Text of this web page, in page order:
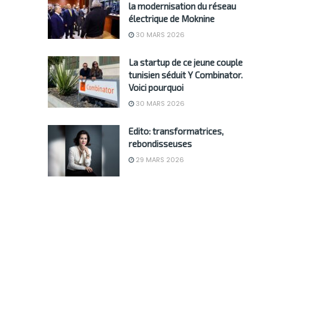
la modernisation du réseau
électrique de Moknine
30 MARS 2026
La startup de ce jeune couple
tunisien séduit Y Combinator.
Voici pourquoi
30 MARS 2026
Edito: transformatrices,
rebondisseuses
29 MARS 2026